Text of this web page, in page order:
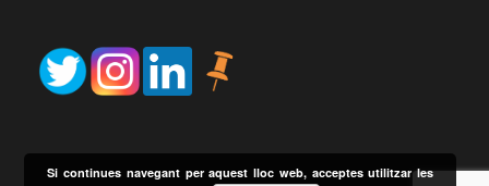
Si continues navegant per aquest lloc web, acceptes utilitzar les